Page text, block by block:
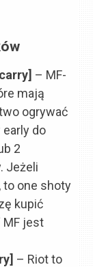
– MF-
mają
ogrywać
do
2
Jeżeli
to one shoty
kupić
MF jest
– Riot to